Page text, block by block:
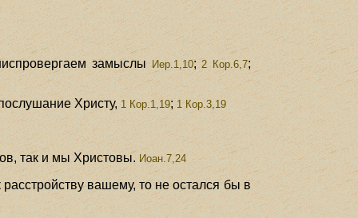
замыслы Иер.1,10;2 Кор.6,7;
Христу, 1 Кор.1,19; 1 Кор.3,19
так и мы Христовы. Иоан.7,24
вашему, то не остался бы в